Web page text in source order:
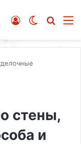
Switch skin
Войти
стены,
и